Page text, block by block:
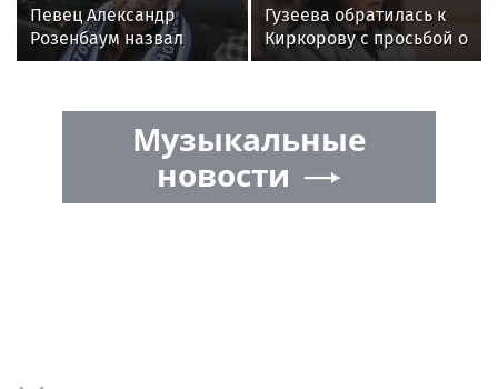
Певец Александр
Розенбаум назвал
Любовь Орлову
Гузеева обратилась к
Киркорову с просьбой о
помощи собакам в
Музыкальные
новости